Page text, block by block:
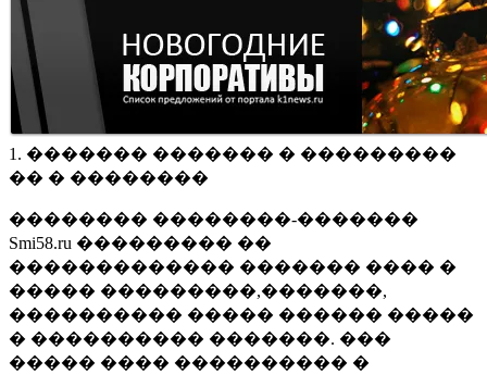
1. ������� ������� � ���������
�� � ��������
�������� ��������-�������
Smi58.ru ��������� ��
������������� ������� ���� �
����� ���������,�������,
���������� ����� ������ �����
� ���������� �������. ���
����� ���� ���������� �